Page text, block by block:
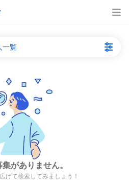
一覧
がありません。
げて検索してみましょう！